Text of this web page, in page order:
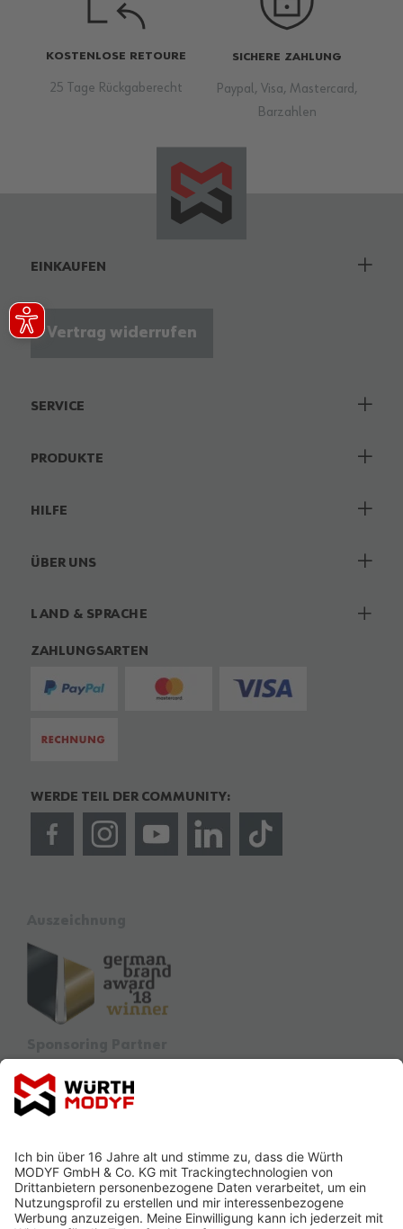
KOSTENLOSE RETOURE
25 Tage Rückgaberecht
SICHERE ZAHLUNG
Paypal, Visa, Mastercard,
Barzahlen
EINKAUFEN
Vertrag widerrufen
SERVICE
PRODUKTE
HILFE
ÜBER UNS
LAND & SPRACHE
ZAHLUNGSARTEN
WERDE TEIL DER COMMUNITY:
Ausbildung